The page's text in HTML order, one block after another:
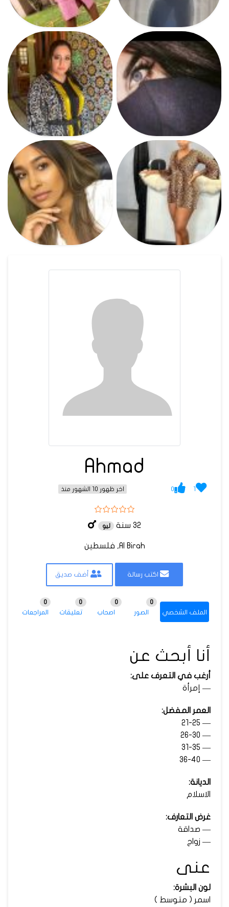
Ahmad
1
0 اخر ظهور 10 الشهور منذ
32 سنة ليو
Al Birah, فلسطين
اكتب رسالة أضف صديق
الملف الشخصي الصور
0
اصحاب
0
تعليقات
0
المراجعات
0
أنا أبحث عن
أرغب في التعرف على:
— إمرأة
العمر المفضل:
— 21-25
— 26-30
— 31-35
— 36-40
الديانة:
الاسلام
غرض التعارف:
— صداقة
— زواج
عنى
لون البشرة:
اسمر ( متوسط )